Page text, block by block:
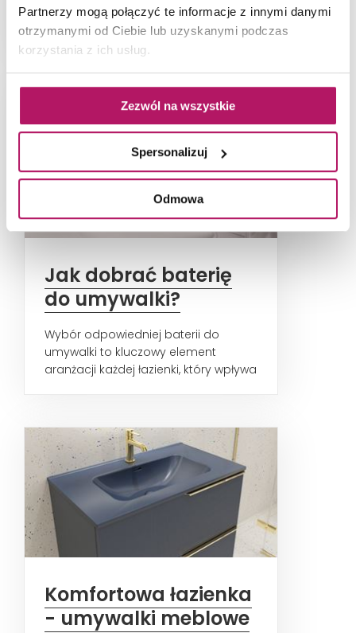
Partnerzy mogą połączyć te informacje z innymi danymi
otrzymanymi od Ciebie lub uzyskanymi podczas
korzystania z ich usług.
Zezwól na wszystkie
Spersonalizuj
Odmowa
Jak dobrać baterię
do umywalki?
Wybór odpowiedniej baterii do
umywalki to kluczowy element
aranżacji każdej łazienki, który wpływa
Komfortowa łazienka
- umywalki meblowe